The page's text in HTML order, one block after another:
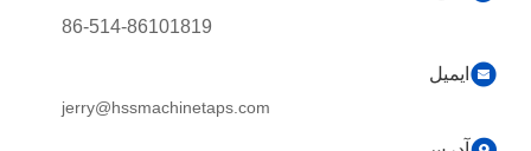
86-514-86101819
ایمیل
jerry@hssmachinetaps.com